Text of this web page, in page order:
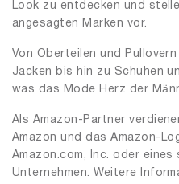
Look zu entdecken und
angesagten Marken vor.
Von Oberteilen und
Jacken bis hin zu Schuhen
was das Mode Herz der
Als Amazon-Partner
Amazon und das Amazon-
Amazon.com, Inc. oder eines
Unternehmen. Weitere